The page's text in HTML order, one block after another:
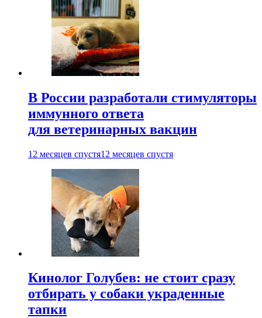
В России разработали стимуляторы
иммунного ответа
для ветеринарных вакцин
12 месяцев спустя12 месяцев спустя
Кинолог Голубев: не стоит сразу
отбирать у собаки украденные
тапки